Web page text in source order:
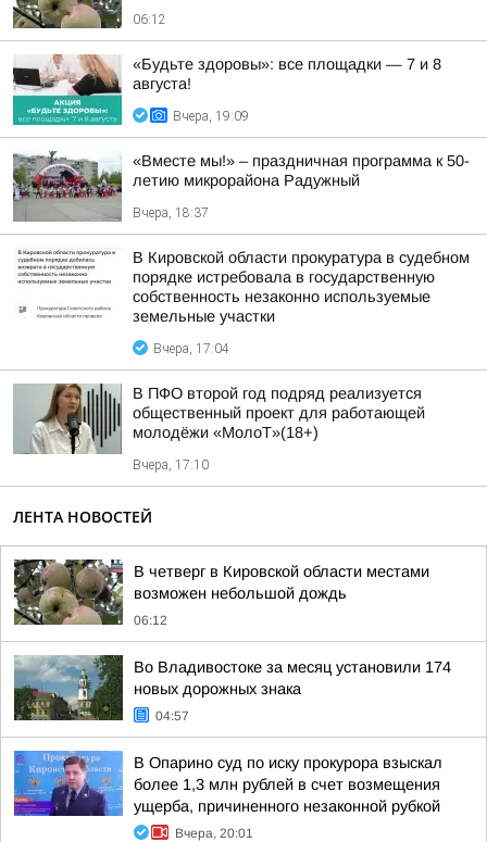
06:12
«Будьте здоровы»: все площадки — 7 и 8
августа!
Вчера, 19:09
«Вместе мы!» – праздничная программа к 50-
летию микрорайона Радужный
Вчера, 18:37
В Кировской области прокуратура в судебном
порядке истребовала в государственную
собственность незаконно используемые
земельные участки
Вчера, 17:04
В ПФО второй год подряд реализуется
общественный проект для работающей
молодёжи «МолоТ»(18+)
Вчера, 17:10
ЛЕНТА НОВОСТЕЙ
В четверг в Кировской области местами
возможен небольшой дождь
06:12
Во Владивостоке за месяц установили 174
новых дорожных знака
04:57
В Опарино суд по иску прокурора взыскал
более 1,3 млн рублей в счет возмещения
ущерба, причиненного незаконной рубкой
Вчера, 20:01